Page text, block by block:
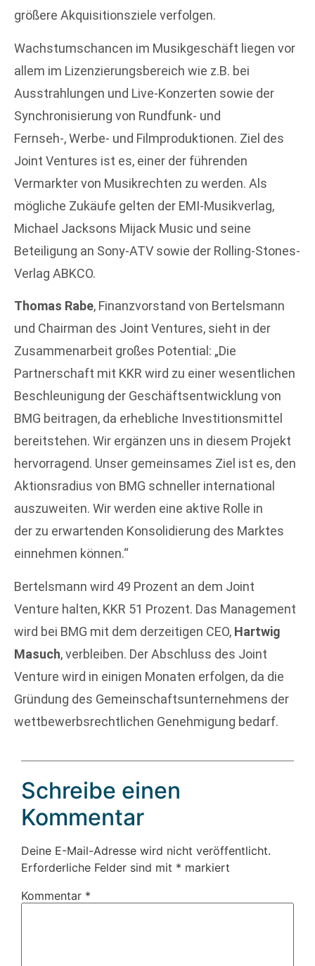
größere Akquisitionsziele verfolgen.
Wachstumschancen im Musikgeschäft liegen vor
allem im Lizenzierungsbereich wie z.B. bei
Ausstrahlungen und Live-Konzerten sowie der
Synchronisierung von Rundfunk- und
Fernseh-, Werbe- und Filmproduktionen. Ziel des
Joint Ventures ist es, einer der führenden
Vermarkter von Musikrechten zu werden. Als
mögliche Zukäufe gelten der EMI-Musikverlag,
Michael Jacksons Mijack Music und seine
Beteiligung an Sony-ATV sowie der Rolling-Stones-
Verlag ABKCO.
Thomas Rabe, Finanzvorstand von Bertelsmann
und Chairman des Joint Ventures, sieht in der
Zusammenarbeit großes Potential: „Die
Partnerschaft mit KKR wird zu einer wesentlichen
Beschleunigung der Geschäftsentwicklung von
BMG beitragen, da erhebliche Investitionsmittel
bereitstehen. Wir ergänzen uns in diesem Projekt
hervorragend. Unser gemeinsames Ziel ist es, den
Aktionsradius von BMG schneller international
auszuweiten. Wir werden eine aktive Rolle in
der zu erwartenden Konsolidierung des Marktes
einnehmen können.“
Bertelsmann wird 49 Prozent an dem Joint
Venture halten, KKR 51 Prozent. Das Management
wird bei BMG mit dem derzeitigen CEO, Hartwig
Masuch, verbleiben. Der Abschluss des Joint
Venture wird in einigen Monaten erfolgen, da die
Gründung des Gemeinschaftsunternehmens der
wettbewerbsrechtlichen Genehmigung bedarf.
Schreibe einen
Kommentar
Deine E-Mail-Adresse wird nicht veröffentlicht.
Erforderliche Felder sind mit * markiert
Kommentar *